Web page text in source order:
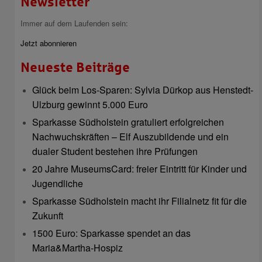
Immer auf dem Laufenden sein:
Jetzt abonnieren
Neueste Beiträge
Glück beim Los-Sparen: Sylvia Dürkop aus Henstedt-
Ulzburg gewinnt 5.000 Euro
Sparkasse Südholstein gratuliert erfolgreichen
Nachwuchskräften – Elf Auszubildende und ein
dualer Student bestehen ihre Prüfungen
20 Jahre MuseumsCard: freier Eintritt für Kinder und
Jugendliche
Sparkasse Südholstein macht ihr Filialnetz fit für die
Zukunft
1500 Euro: Sparkasse spendet an das
Maria&Martha-Hospiz